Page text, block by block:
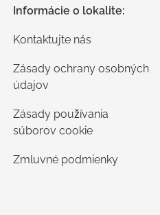
Informácie o lokalite:
Kontaktujte nás
Zásady ochrany osobných
údajov
Zásady používania
súborov cookie
Zmluvné podmienky